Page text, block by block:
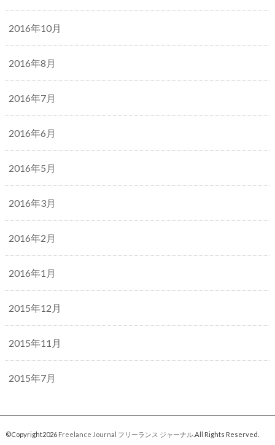
2016年10月
2016年8月
2016年7月
2016年6月
2016年5月
2016年3月
2016年2月
2016年1月
2015年12月
2015年11月
2015年7月
©Copyright2026 Freelance Journal フリーランス ジャーナル.All Rights Reserved.